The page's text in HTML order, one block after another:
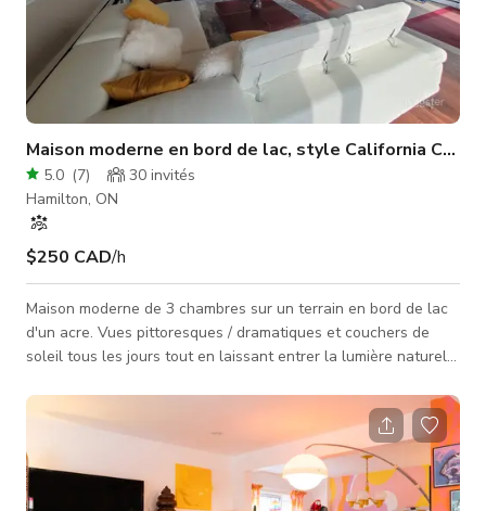
Maison moderne en bord de lac, style California Chic
5.0 (7) 30 invités
Hamilton, ON
$250 CAD/h
Maison moderne de 3 chambres sur un terrain en bord de lac
d'un acre. Vues pittoresques / dramatiques et couchers de
soleil tous les jours tout en laissant entrer la lumière naturelle
pieds de haut font de cette maison un espace parfait pour se
réunir, jouer et créer. Grand jardin avec patio en pierre et
piscine à débordement en forme de diamant. Le jardin et la
piscine sont parfaits pour recevoir des cérémonies et des
tournages d